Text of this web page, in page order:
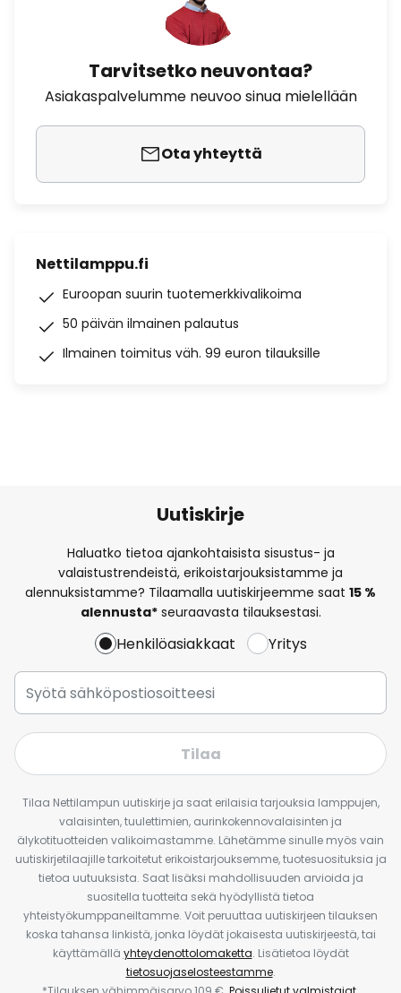
Tarvitsetko neuvontaa?
Asiakaspalvelumme neuvoo sinua mielellään
Ota yhteyttä
Nettilamppu.fi
Euroopan suurin tuotemerkkivalikoima
50 päivän ilmainen palautus
Ilmainen toimitus väh. 99 euron tilauksille
Uutiskirje
Haluatko tietoa ajankohtaisista sisustus- ja
valaistustrendeistä, erikoistarjouksistamme ja
alennuksistamme? Tilaamalla uutiskirjeemme saat 15 %
alennusta*seuraavasta tilauksestasi.
Henkilöasiakkaat Yritys
Tilaa
Tilaa Nettilampun uutiskirje ja saat erilaisia tarjouksia lamppujen,
valaisinten, tuulettimien, aurinkokennovalaisinten ja
älykotituotteiden valikoimastamme. Lähetämme sinulle myös vain
uutiskirjetilaajille tarkoitetut erikoistarjouksemme, tuotesuosituksia ja
tietoa uutuuksista. Saat lisäksi mahdollisuuden arvioida ja
suositella tuotteita sekä hyödyllistä tietoa
yhteistyökumppaneiltamme. Voit peruuttaa uutiskirjeen tilauksen
koska tahansa linkistä, jonka löydät jokaisesta uutiskirjeestä, tai
käyttämällä yhteydenottolomaketta. Lisätietoa löydät
tietosuojaselosteestamme.